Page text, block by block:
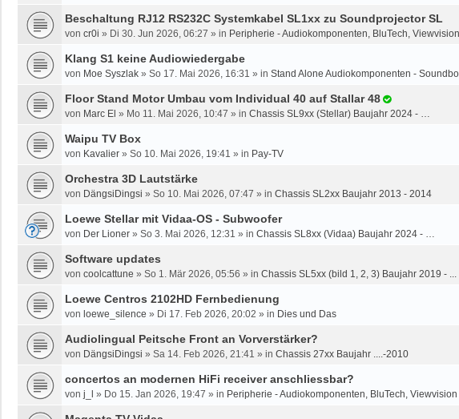
Beschaltung RJ12 RS232C Systemkabel SL1xx zu Soundprojector SL
von cr0i » Di 30. Jun 2026, 06:27 » in Peripherie - Audiokomponenten, BluTech,
Klang S1 keine Audiowiedergabe
von Moe Syszlak » So 17. Mai 2026, 16:31 » in Stand Alone Audiokomponenten -
Floor Stand Motor Umbau vom Individual 40 auf Stallar 48
von Marc El » Mo 11. Mai 2026, 10:47 » in Chassis SL9xx (Stellar) Baujahr 2024 - …
Waipu TV Box
von Kavalier » So 10. Mai 2026, 19:41 » in Pay-TV
Orchestra 3D Lautstärke
von DängsiDingsi » So 10. Mai 2026, 07:47 » in Chassis SL2xx Baujahr 2013 - 2014
Loewe Stellar mit Vidaa-OS - Subwoofer
von Der Lioner » So 3. Mai 2026, 12:31 » in Chassis SL8xx (Vidaa) Baujahr 2024 - …
Software updates
von coolcattune » So 1. Mär 2026, 05:56 » in Chassis SL5xx (bild 1, 2, 3) Baujahr 2019 - ...
Loewe Centros 2102HD Fernbedienung
von loewe_silence » Di 17. Feb 2026, 20:02 » in Dies und Das
Audiolingual Peitsche Front an Vorverstärker?
von DängsiDingsi » Sa 14. Feb 2026, 21:41 » in Chassis 27xx Baujahr ....-2010
concertos an modernen HiFi receiver anschliessbar?
von j_l » Do 15. Jan 2026, 19:47 » in Peripherie - Audiokomponenten, BluTech,